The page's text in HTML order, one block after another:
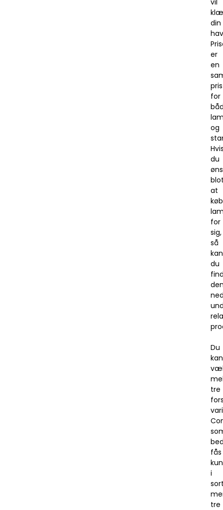
vil
din
er
en
pris
for
og
du
at
for
sig,
så
kan
du
Du
kan
tre
fås
kun
i
tre